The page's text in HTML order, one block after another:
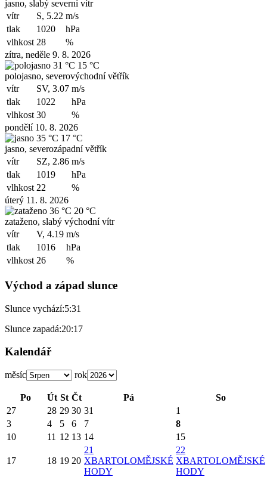
jasno, slabý severní vítr
vítr
S, 5.22 m/s
tlak
1020
hPa
vlhkost 28
%
zítra, neděle 9. 8. 2026
31 °C 15 °C
polojasno, severovýchodní větřík
vítr
SV, 3.07 m/s
tlak
1022
hPa
vlhkost 30
%
pondělí 10. 8. 2026
35 °C 17 °C
jasno, severozápadní větřík
vítr
SZ, 2.86 m/s
tlak
1019
hPa
vlhkost 22
%
úterý 11. 8. 2026
36 °C 20 °C
zataženo, slabý východní vítr
vítr
V, 4.19 m/s
tlak
1016
hPa
vlhkost 26 %
Východ a západ slunce
Slunce vychází:5:31
Slunce zapadá:20:17
Kalendář
měsíc rok
Po Út St Čt Pá
So
27
28 29 30 31
1
3
4 5 6 7
8
10
11 12 13 14 15
17 18 19 20
21
XBARTOLOMĚJSKÉ
HODY
22
XBARTOLOMĚJSKÉ
HODY